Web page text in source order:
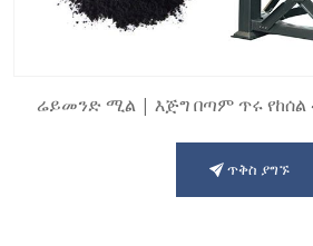
ሬይመንድ ሚል | እጅግ በጣም ጥሩ
ጥቅስ ያግኙ